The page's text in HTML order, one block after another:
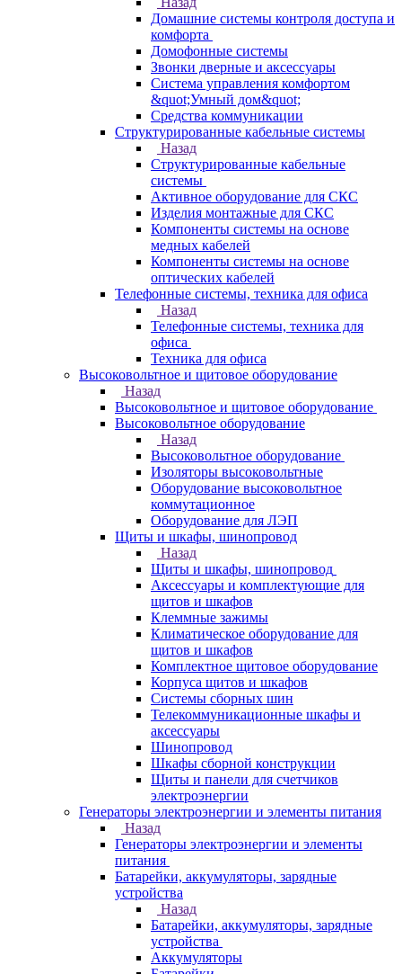
Домашние системы контроля доступа и
комфорта
Домофонные системы
Звонки дверные и аксессуары
Система управления комфортом
&quot;Умный дом&quot;
Средства коммуникации
Структурированные кабельные системы
Назад
Структурированные кабельные
системы
Активное оборудование для СКС
Изделия монтажные для СКС
Компоненты системы на основе
медных кабелей
Компоненты системы на основе
оптических кабелей
Телефонные системы, техника для офиса
Назад
Телефонные системы, техника для
офиса
Техника для офиса
Высоковольтное и щитовое оборудование
Назад
Высоковольтное и щитовое оборудование
Высоковольтное оборудование
Назад
Высоковольтное оборудование
Изоляторы высоковольтные
Оборудование высоковольтное
коммутационное
Оборудование для ЛЭП
Щиты и шкафы, шинопровод
Назад
Щиты и шкафы, шинопровод
Аксессуары и комплектующие для
щитов и шкафов
Клеммные зажимы
Климатическое оборудование для
щитов и шкафов
Комплектное щитовое оборудование
Корпуса щитов и шкафов
Системы сборных шин
Телекоммуникационные шкафы и
аксессуары
Шинопровод
Шкафы сборной конструкции
Щиты и панели для счетчиков
электроэнергии
Генераторы электроэнергии и элементы питания
Назад
Генераторы электроэнергии и элементы
питания
Батарейки, аккумуляторы, зарядные
устройства
Назад
Батарейки, аккумуляторы, зарядные
устройства
Аккумуляторы